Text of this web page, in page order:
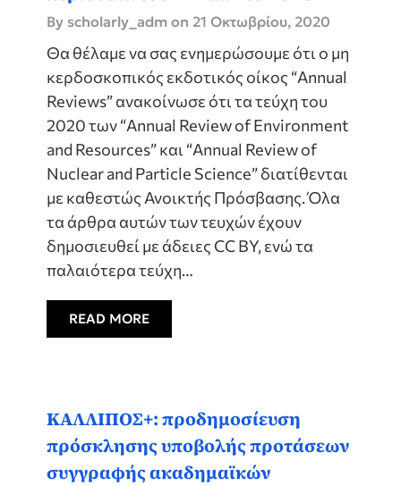
By scholarly_adm on 21 Οκτωβρίου, 2020
Θα θέλαμε να σας ενημερώσουμε ότι ο μη
κερδοσκοπικός εκδοτικός οίκος “Annual
Reviews” ανακοίνωσε ότι τα τεύχη του
2020 των “Annual Review of Environment
and Resources” και “Annual Review of
Nuclear and Particle Science” διατίθενται
με καθεστώς Ανοικτής Πρόσβασης. Όλα
τα άρθρα αυτών των τευχών έχουν
δημοσιευθεί με άδειες CC BY, ενώ τα
παλαιότερα τεύχη…
READ MORE
ΚΑΛΛΙΠΟΣ+: προδημοσίευση
πρόσκλησης υποβολής προτάσεων
συγγραφής ακαδημαϊκών